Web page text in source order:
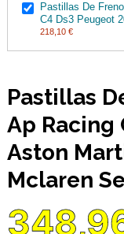
Pastillas De
C4 Ds3 Peugeot
218,10 €
Pastillas
Ap Racing
Aston
Mclaren